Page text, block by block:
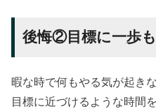
後悔②目標に一歩
暇な時で何もやる気が起き
目標に近づけるような時間